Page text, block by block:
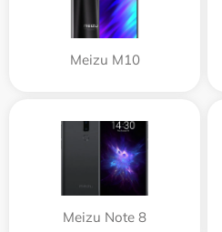
Meizu M10
Meizu Note 8